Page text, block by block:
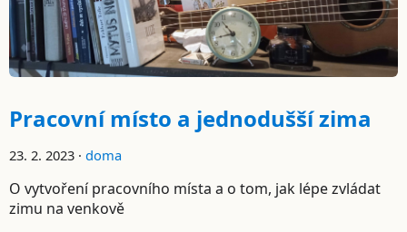
Pracovní místo a jednodušší zima
23. 2. 2023 · doma
O vytvoření pracovního místa a o tom, jak lépe zvládat
zimu na venkově